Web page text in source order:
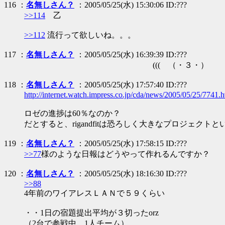
116 ： 名無しさん？
：2005/05/25(水) 15:30:06 ID:???
>>114 乙
>>112 流行って欲しいね。。。
117 ： 名無しさん？
：2005/05/25(水) 16:39:39 ID:???
((( （・３・）
118 ： 名無しさん？
：2005/05/25(水) 17:57:40 ID:???
http://internet.watch.impress.co.jp/cda/news/2005/05/25/
ロゼの進捗は60％なのか？
だとすると、rigandfitは恐ろしく大きなプロジェクトと
119 ： 名無しさん？
：2005/05/25(水) 17:58:15 ID:???
>>77様のような日報はどうやって作れるんですか？
120 ： 名無しさん？
：2005/05/25(水) 18:16:30 ID:???
>>88
4年前のワイアレスＬＡＮで５９くらい
・・1日の宿題提出平均が３切ったorz
（2台で参戦中 1人チーム）